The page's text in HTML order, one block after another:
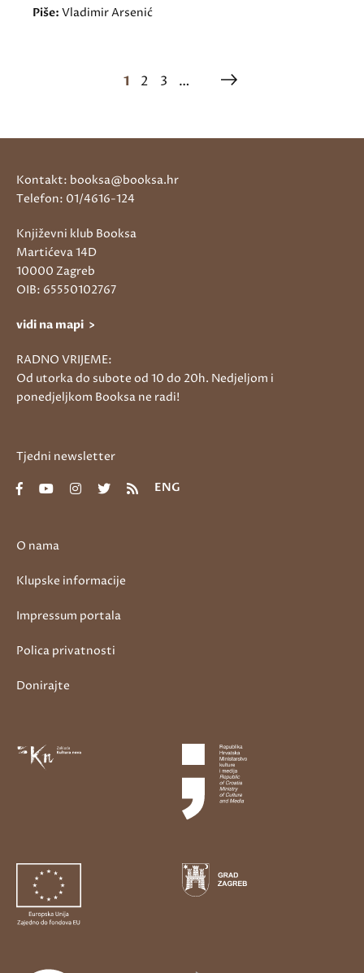
Piše: Vladimir Arsenić
1 2 3 …
O nama
Klupske informacije
Impressum portala
Polica privatnosti
Donirajte
Kontakt: booksa@booksa.hr
Telefon: 01/4616-124
Književni klub Booksa
Martićeva 14D
10000 Zagreb
OIB: 65550102767
vidi na mapi >
RADNO VRIJEME:
Od utorka do subote od 10 do 20h. Nedjeljom i
ponedjeljkom Booksa ne radi!
Tjedni newsletter
ENG